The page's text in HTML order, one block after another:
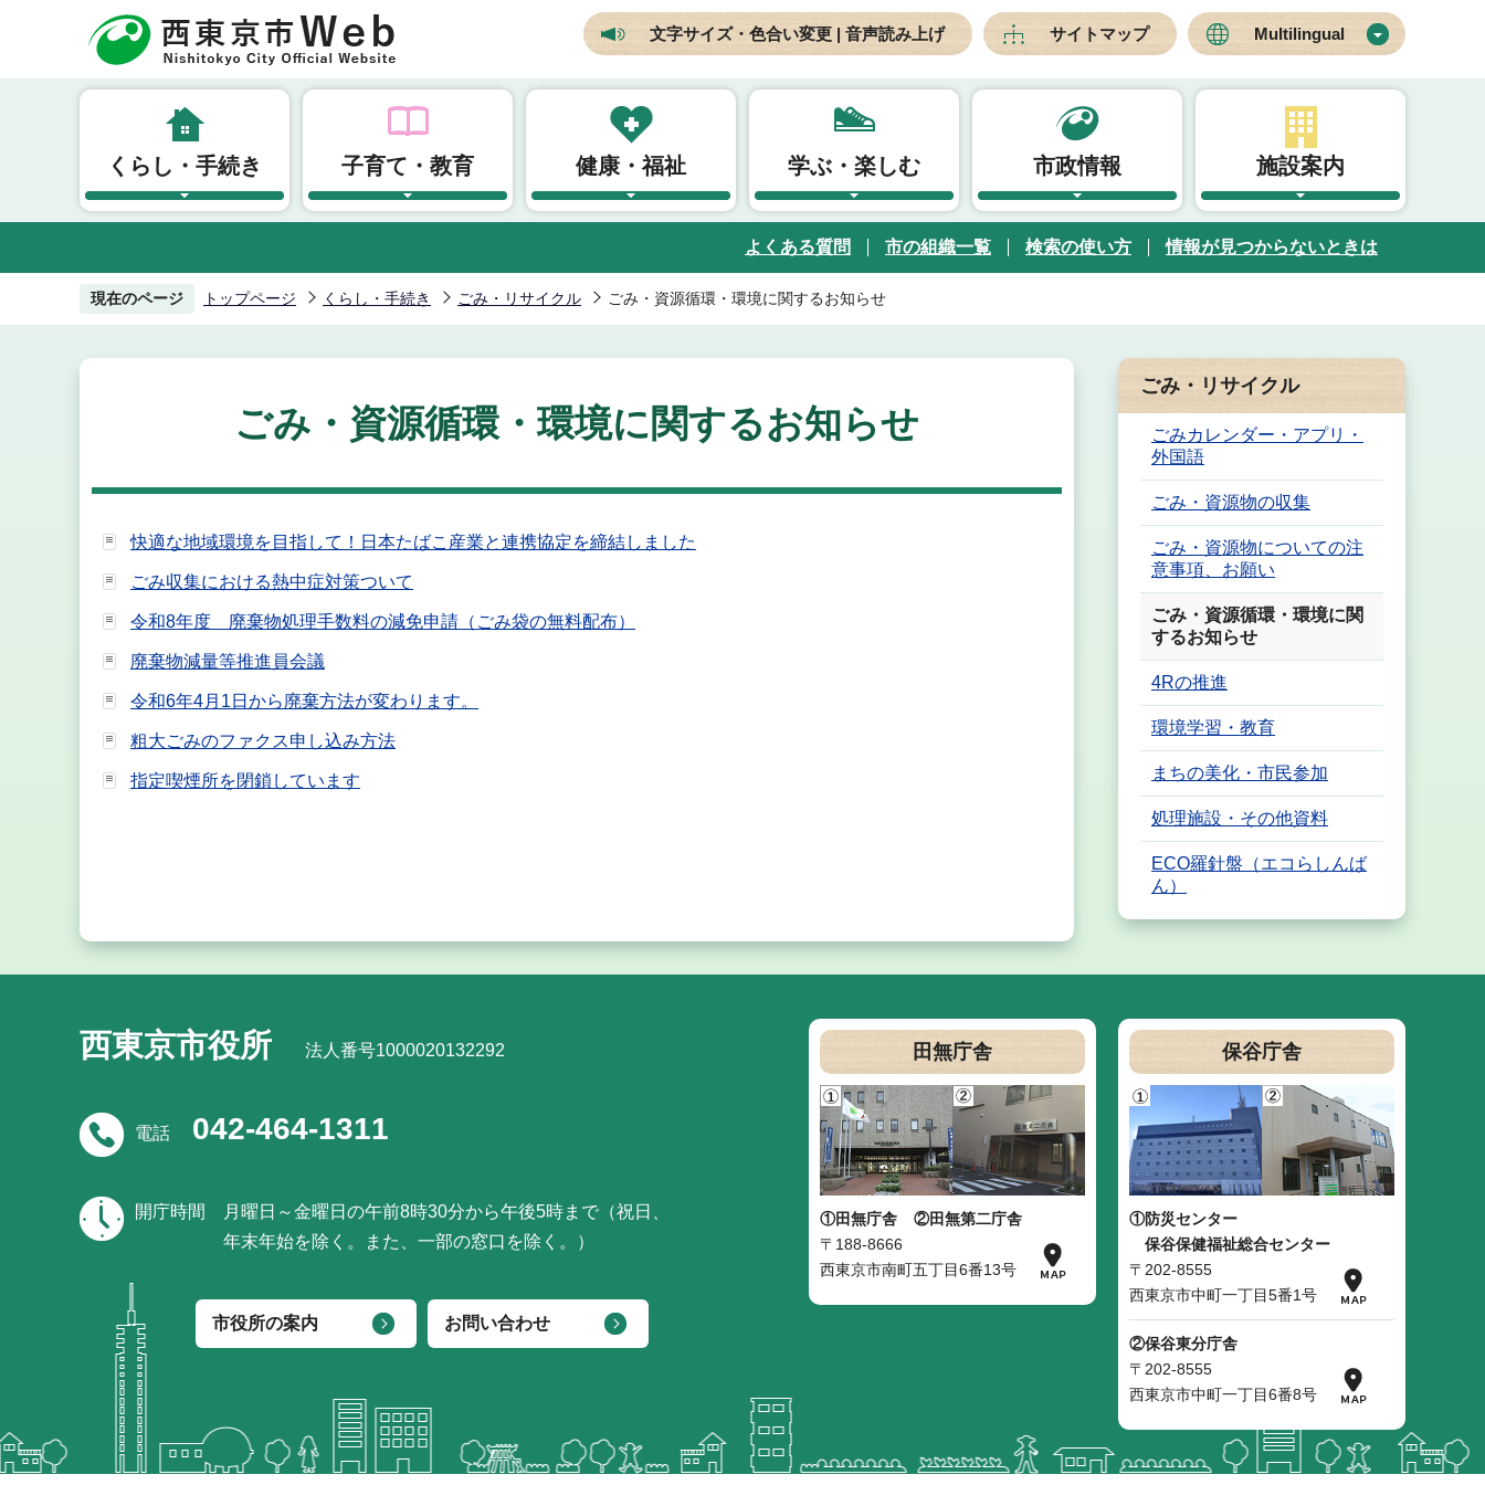
頭
文字サイズ・色合い変更 | 音声読み上げ サイトマップ Multilingual
くらし・手続き 子育て・教育 健康・福祉 学ぶ・楽しむ 市政情報 施設案内
よくある質問 市の組織一覧 検索の使い方 情報が見つからないときは
現在のページ トップページ くらし・手続き ごみ・リサイクル ごみ・資源循環・環境に関するお知らせ
ごみ・資源循環・環境に関するお知らせ
快適な地域環境を目指して！日本たばこ産業と連携協定を締結しました
ごみ収集における熱中症対策ついて
令和8年度 廃棄物処理手数料の減免申請（ごみ袋の無料配布）
廃棄物減量等推進員会議
令和6年4月1日から廃棄方法が変わります。
粗大ごみのファクス申し込み方法
指定喫煙所を閉鎖しています
ごみ・リサイクル
ごみカレンダー・アプリ・
外国語
ごみ・資源物の収集
ごみ・資源物についての注
意事項、お願い
ごみ・資源循環・環境に関
するお知らせ
4Rの推進
環境学習・教育
まちの美化・市民参加
処理施設・その他資料
ECO羅針盤（エコらしんば
ん）
西東京市役所 法人番号1000020132292
電話 042-464-1311
開庁時間
月曜日～金曜日の午前8時30分から午後5時まで（祝日、
年末年始を除く。また、一部の窓口を除く。）
市役所の案内 お問い合わせ
田無庁舎
①田無庁舎
②田無第二庁舎
〒188-8666
西東京市南町五丁目6番13号
保谷庁舎
①防災センター
保谷保健福祉総合センター
〒202-8555
西東京市中町一丁目5番1号
②保谷東分庁舎
〒202-8555
西東京市中町一丁目6番8号